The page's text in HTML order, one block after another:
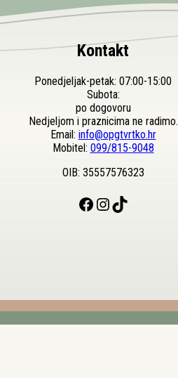
Kontakt
Ponedjeljak-petak: 07:00-15:00
Subota:
po dogovoru
Nedjeljom i praznicima ne radimo.
Email: info@opgtvrtko.hr
Mobitel: 099/815-9048
OIB: 35557576323
Facebook Instagram TikTok